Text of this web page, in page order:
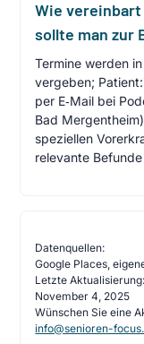
Wie vereinbart
sollte man zur
Termine werden
vergeben;
per E‑Mail bei
Bad
speziellen
relevante
Datenquellen:
Google Places,
Letzte Aktualisierung:
November 4, 2025
Wünschen Sie eine
info@senioren-